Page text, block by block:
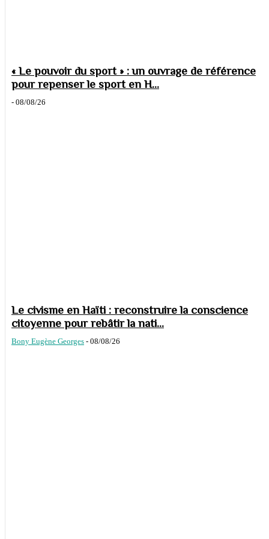
« Le pouvoir du sport » : un ouvrage de référence
pour repenser le sport en H...
- 08/08/26
Le civisme en Haïti : reconstruire la conscience
citoyenne pour rebâtir la nati...
Bony Eugène Georges - 08/08/26